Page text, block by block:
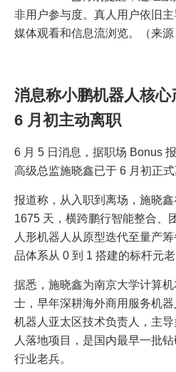
非用户参与度。真人用户依旧
媒体观看和信息流浏览。（来源
消息称小鹏机器人核
6 月初主动离职
6 月 5 日消息，据职场 Bonus
高级总监施晓鑫已于 6 月初正式
报道称，从入职到离场，施晓
1675 天，横跨鹏行智能整合、
人形机器人从原型迭代至量产
品体系从 0 到 1 搭建的标杆元老
据悉，施晓鑫为南京大学计算
士，早年深耕海外商用服务机
机器人亚太区技术负责人，主
人落地项目，是国内最早一批
行业老兵。